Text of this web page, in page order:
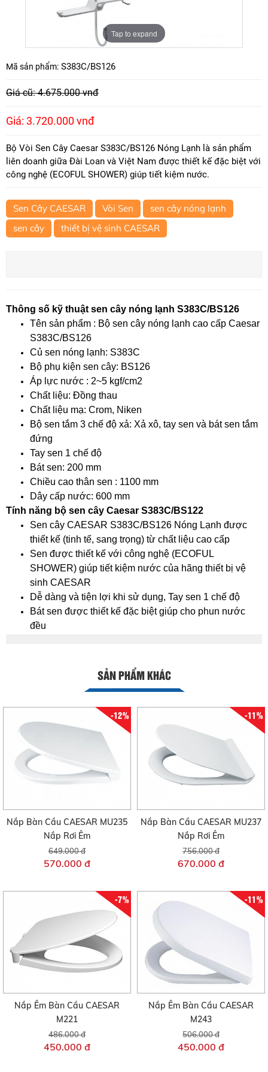
Tap to expand
Mã sản phẩm: S383C/BS126
Giá cũ: 4.675.000 vnđ
Giá: 3.720.000 vnđ
Bộ Vòi Sen Cây Caesar S383C/BS126 Nóng Lạnh là sản phẩm
liên doanh giữa Đài Loan và Việt Nam được thiết kế đặc biệt với
công nghệ (ECOFUL SHOWER) giúp tiết kiệm nước.
Sen Cây CAESAR Vòi Sen
sen cây nóng lạnh
sen cây
thiết bị vệ sinh CAESAR
Thông số kỹ thuật sen cây nóng lạnh S383C/BS126
Tên sản phẩm : Bộ sen cây nóng lạnh cao cấp Caesar
S383C/BS126
Củ sen nóng lạnh: S383C
Bộ phụ kiện sen cây: BS126
Áp lực nước : 2~5 kgf/cm2
Chất liệu: Đồng thau
Chất liệu mạ: Crom, Niken
Bộ sen tắm 3 chế độ xả: Xả xô, tay sen và bát sen tắm
đứng
Tay sen 1 chế độ
Bát sen: 200 mm
Chiều cao thân sen : 1100 mm
Dây cấp nước: 600 mm
Tính năng bộ sen cây Caesar S383C/BS122
Sen cây CAESAR S383C/BS126 Nóng Lạnh được
thiết kế (tinh tế, sang trọng) từ chất liệu cao cấp
Sen được thiết kế với công nghệ (ECOFUL
SHOWER) giúp tiết kiệm nước của hãng thiết bị vệ
sinh CAESAR
Dễ dàng và tiện lợi khi sử dụng, Tay sen 1 chế độ
Bát sen được thiết kế đặc biệt giúp cho phun nước
đều
SẢN PHẨM KHÁC
-12%
Nắp Bàn Cầu CAESAR MU235
Nắp Rơi Êm
649.000 đ
570.000 đ
-11%
Nắp Bàn Cầu CAESAR MU237
Nắp Rơi Êm
756.000 đ
670.000 đ
-7%
Nắp Êm Bàn Cầu CAESAR
M221
486.000 đ
450.000 đ
-11%
Nắp Êm Bàn Cầu CAESAR
M243
506.000 đ
450.000 đ